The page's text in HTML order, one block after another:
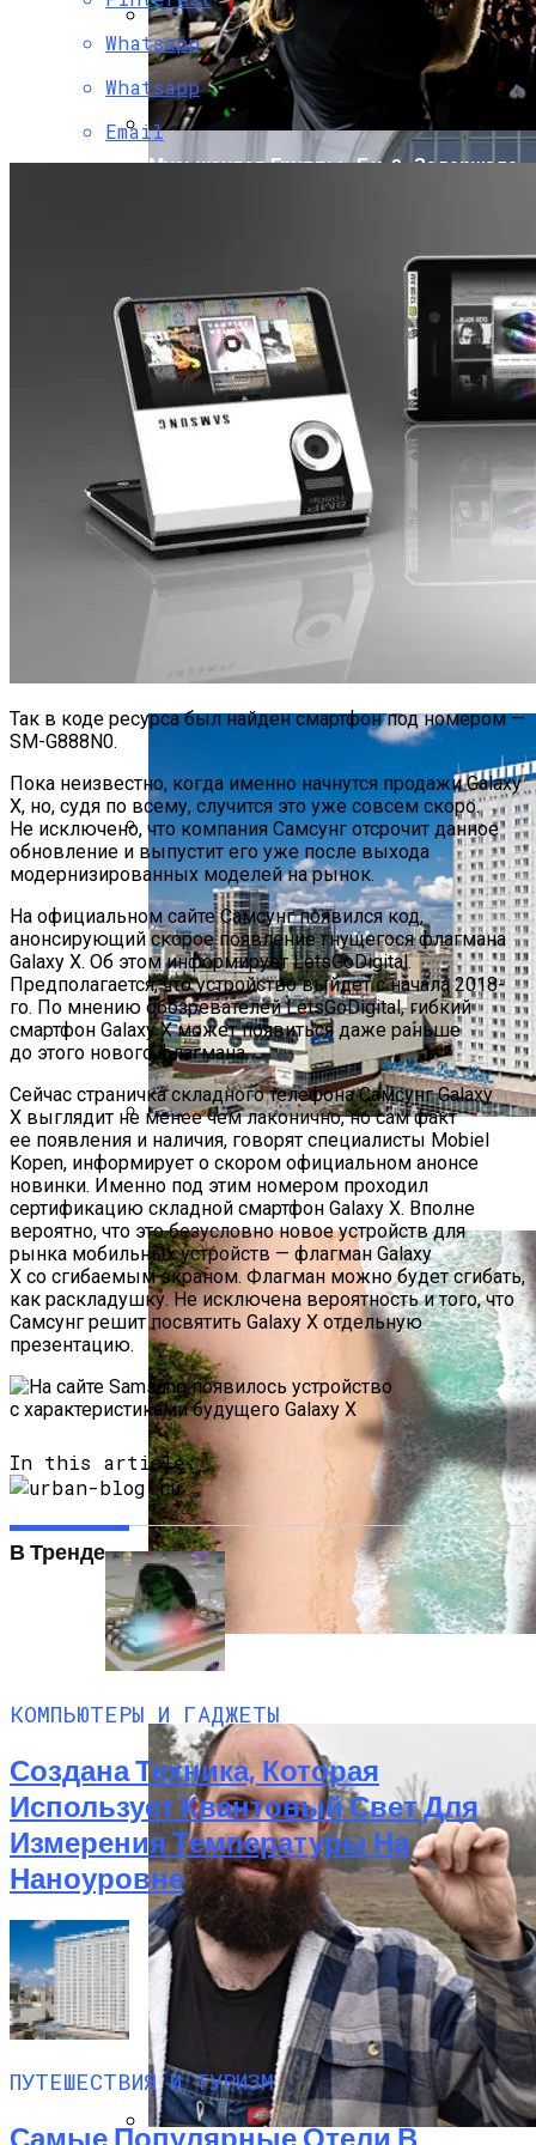
Военным Потребовались Миллиарды
На Новые Спутники
Владельцы IPhone Готовятся Подать
В Суд На Apple
Что За Неведомый Аппарат Запустила
На Орбиту КНДР — Специалисты
Ученые Создали Стентопрут Для
Управления Техникой Силой Мысли
Музыкантов Группы «Би-2» Задержала
Футуристическое Колесо Обозрения
Высотой 220 Метров Построят В Сеуле
Самые Популярные Отели В
Новосибирске Назвал Сервис
«Яндекс.Путешествия»
Полетную Программу На Маврикий Из
Whatsapp
Whatsapp
Email
Так в коде ресурса был найден смартфон под номером —
SM-G888N0.
Пока неизвестно, когда именно начнутся продажи Galaxy
X, но, судя по всему, случится это уже совсем скоро.
Не исключено, что компания Самсунг отсрочит данное
обновление и выпустит его уже после выхода
модернизированных моделей на рынок.
На официальном сайте Самсунг появился код,
анонсирующий скорое появление гнущегося флагмана
Galaxy X. Об этом информирует LetsGoDigital.
Предполагается, что устройство выйдет с начала 2018-
го. По мнению обозревателей LetsGoDigital, гибкий
смартфон Galaxy X может появиться даже раньше
до этого нового флагмана.
Сейчас страничка складного телефона Самсунг Galaxy
X выглядит не менее чем лаконично, но сам факт
ее появления и наличия, говорят специалисты Mobiel
Kopen, информирует о скором официальном анонсе
новинки. Именно под этим номером проходил
сертификацию складной смартфон Galaxy X. Вполне
вероятно, что это безусловно новое устройств для
рынка мобильных устройств — флагман Galaxy
X со сгибаемым экраном. Флагман можно будет сгибать,
как раскладушку. Не исключена вероятность и того, что
Самсунг решит посвятить Galaxy X отдельную
презентацию.
In this article:
В Тренде
КОМПЬЮТЕРЫ И ГАДЖЕТЫ
Создана Техника, Которая
Использует Квантовый Свет Для
Измерения Температуры На
Наноуровне
ПУТЕШЕСТВИЯ И ТУРИЗМ
Самые Популярные Отели В